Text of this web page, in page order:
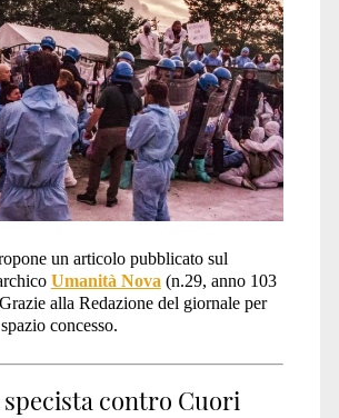
un articolo pubblicato sul
Umanità Nova (n.29, anno 103
alla Redazione del giornale per
concesso.
contro Cuori